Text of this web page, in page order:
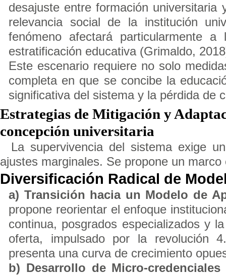
desajuste entre formación
relevancia social de la institución
fenómeno afectará particularmente
estratificación educativa (Grimaldo,
Este escenario requiere no solo
completa en que se concibe la
significativa del sistema y la pérdida de
Estrategias de Mitigación y
concepción universitaria
La supervivencia del sistema exige
ajustes marginales. Se propone un
Diversificación Radical de
a) Transición hacia un Modelo de
propone reorientar el enfoque
continua, posgrados especializados y
oferta, impulsado por la revolución
presenta una curva de crecimiento
b) Desarrollo de Micro-